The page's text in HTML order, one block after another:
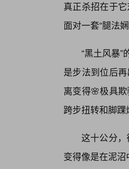
真正杀招在于
面对一套“腿法
“黑土风暴
是步法到位后
离变得🌸极具
跨步扭转和脚
这十公分
变得像是在泥